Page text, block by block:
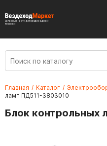
Запасные части для вездеходной
техники
Главная / Каталог /
ламп ПД511-3803010
Блок контрольных